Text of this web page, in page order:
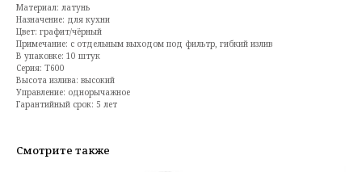
Материал: латунь
Назначение: для кухни
Цвет: графит/чёрный
Примечание: с отдельным выходом под фильтр, гибкий излив
В упаковке: 10 штук
Серия: T600
Высота излива: высокий
Управление: однорычажное
Гарантийный срок: 5 лет
Смотрите также